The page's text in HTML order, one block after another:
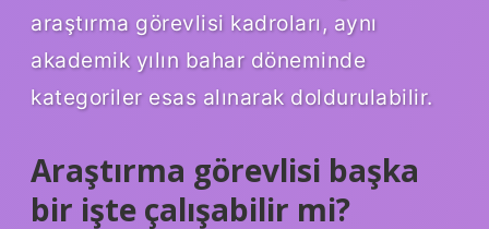
araştırma görevlisi kadroları, aynı
akademik yılın bahar döneminde
kategoriler esas alınarak doldurulabilir.
Araştırma görevlisi başka
bir işte çalışabilir mi?